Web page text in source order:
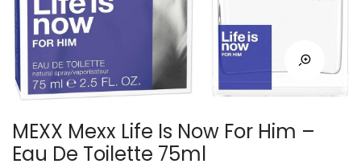
MEXX Mexx Life Is Now For Him –
Eau De Toilette 75ml